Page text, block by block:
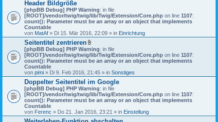
Header Bildgröße
[phpBB Debug] PHP Warning: in file
[ROOT]/vendor/twig/twig/lib/Twig/Extension/Core.php on line 1107:
count(): Parameter must be an array or an object that implements
Countable
von MatAf » Di 15. Mär 2016, 22:09 » in Einrichtung
Seitentitel zentrieren
D
a
t
i
a
n
h
a
n
[phpBB Debug] PHP Warning: in file
[ROOT]/vendor/twig/twig/lib/Twig/Extension/Core.php on line 1107:
count(): Parameter must be an array or an object that implements
Countable
von pimi » Di 9. Feb 2016, 21:45 » in Sonstiges
Doppelter Seitentitel im Google
[phpBB Debug] PHP Warning: in file
[ROOT]/vendor/twig/twig/lib/Twig/Extension/Core.php on line 1107:
count(): Parameter must be an array or an object that implements
Countable
von Ferenc » Do 21. Jan 2016, 23:21 » in Einstellung